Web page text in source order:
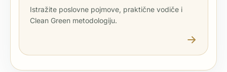
Istražite poslovne pojmove, praktične vodiče i
Clean Green metodologiju.